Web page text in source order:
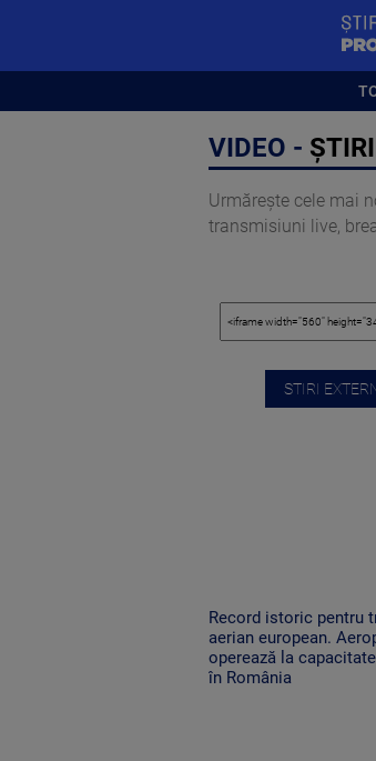
VIDEO -
Urmărește cele mai
transmisiuni live,
STIRI
Record istoric pentru
aerian european.
operează la
în România